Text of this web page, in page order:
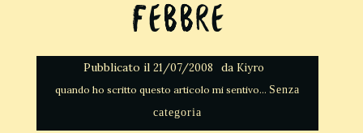
febbre
Pubblicato il 21/07/2008 da Kiyro
Senza
categoria